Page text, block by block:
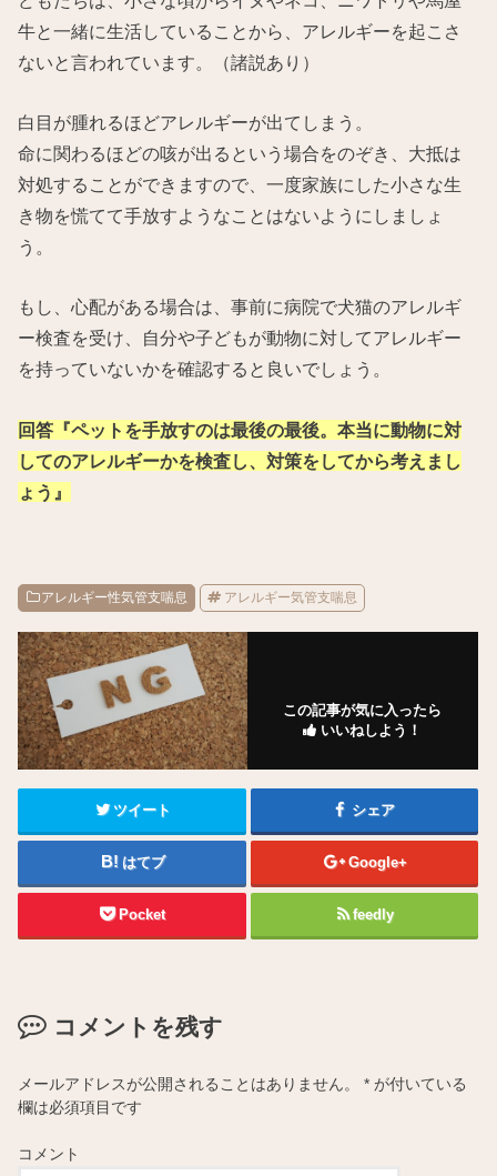
牛と一緒に生活していることから、アレルギーを起こさ
ないと言われています。（諸説あり）
白目が腫れるほどアレルギーが出てしまう。
命に関わるほどの咳が出るという場合をのぞき、大抵は
対処することができますので、一度家族にした小さな生
き物を慌てて手放すようなことはないようにしましょ
う。
もし、心配がある場合は、事前に病院で犬猫のアレルギ
ー検査を受け、自分や子どもが動物に対してアレルギー
を持っていないかを確認すると良いでしょう。
回答『ペットを手放すのは最後の最後。本当に動物に対
してのアレルギーかを検査し、対策をしてから考えまし
ょう』
アレルギー性気管支喘息 アレルギー気管支喘息
この記事が気に入ったら
いいねしよう！
ツイート シェア
はてブ Google+
Pocket feedly
コメントを残す
メールアドレスが公開されることはありません。 * が付いている
欄は必須項目です
コメント